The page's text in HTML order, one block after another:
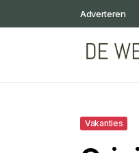
Adverteren
Vakanties